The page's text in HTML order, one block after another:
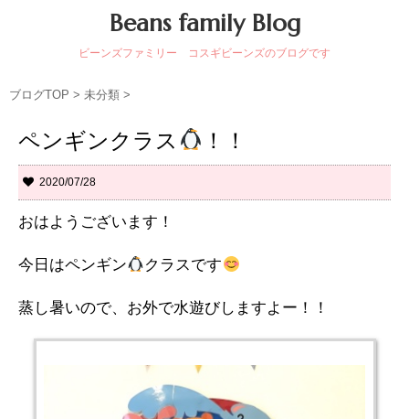
Beans family Blog
ビーンズファミリー コスギビーンズのブログです
ブログTOP > 未分類 >
ペンギンクラス ！！
2020/07/28
おはようございます！
今日はペンギン クラスです
蒸し暑いので、お外で水遊びしますよー！！